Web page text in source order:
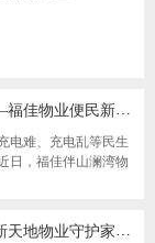
充电有位，安全无忧——福佳物业便民新举措落地
电难、充电乱等民生
日，福佳伴山澜湾物
联合排查除隐患，金州新天地物业守护家园安全在行动